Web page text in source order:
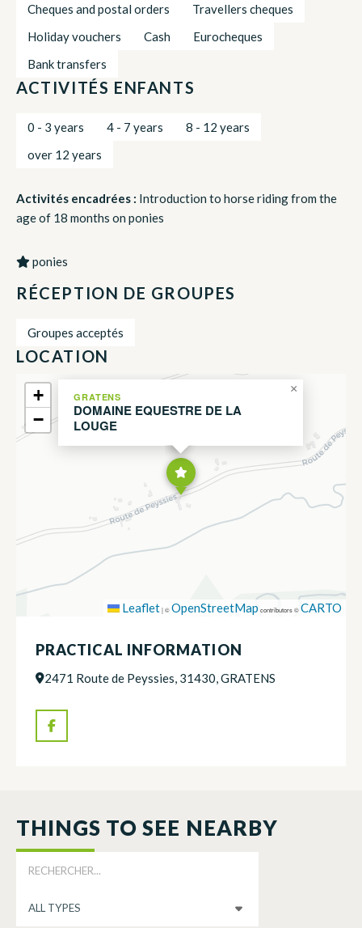
Cheques and postal orders
Travellers cheques
Holiday vouchers
Cash
Eurocheques
Bank transfers
ACTIVITÉS ENFANTS
0 - 3 years 4 - 7 years
8 - 12 years
over 12 years
Activités encadrées : Introduction to horse riding from the
age of 18 months on ponies
ponies
RÉCEPTION DE GROUPES
Groupes acceptés
LOCATION
GRATENS
DOMAINE EQUESTRE DE LA
LOUGE
×
+
−
Leaflet|©OpenStreetMap contributors ©CARTO
PRACTICAL INFORMATION
2471 Route de Peyssies, 31430, GRATENS
THINGS TO SEE NEARBY